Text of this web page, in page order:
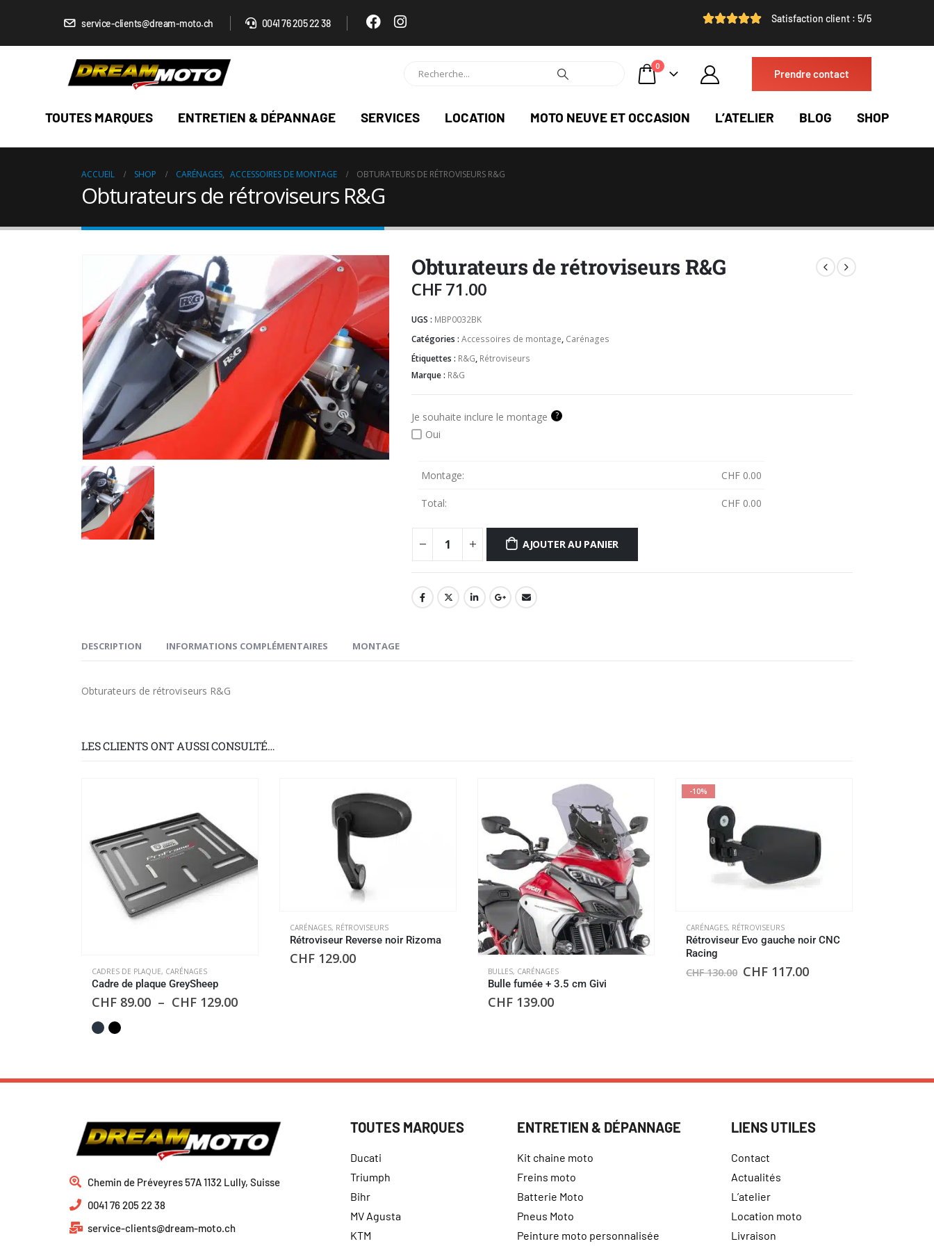
service-clients@dream-moto.ch 0041 76 205 22 38 Satisfaction client : 5/5
0
Prendre contact
TOUTES MARQUES ENTRETIEN & DÉPANNAGE SERVICES LOCATION MOTO NEUVE ET OCCASION L’ATELIER BLOG SHOP
ACCUEIL SHOP CARÉNAGES, ACCESSOIRES DE MONTAGE OBTURATEURS DE RÉTROVISEURS R&G
Obturateurs de rétroviseurs R&G
Obturateurs de rétroviseurs R&G
CHF71.00
UGS : MBP0032BK
Catégories : Accessoires de montage, Carénages
Étiquettes : R&G, Rétroviseurs
Marque : R&G
Je souhaite inclure le montage ?
Oui
Montage: CHF 0.00
Total: CHF 0.00
AJOUTER AU PANIER
DESCRIPTION INFORMATIONS COMPLÉMENTAIRES MONTAGE
Obturateurs de rétroviseurs R&G
LES CLIENTS ONT AUSSI CONSULTÉ…
CADRES DE PLAQUE, CARÉNAGES
Cadre de plaque GreySheep
CHF 89.00 – CHF 129.00
CARÉNAGES, RÉTROVISEURS
Rétroviseur Reverse noir Rizoma
CHF 129.00
BULLES, CARÉNAGES
Bulle fumée + 3.5 cm Givi
CHF 139.00
-10%
CARÉNAGES, RÉTROVISEURS
Rétroviseur Evo gauche noir CNC
Racing
CHF130.00 CHF 117.00
Chemin de Préveyres 57A 1132 Lully, Suisse
0041 76 205 22 38
service-clients@dream-moto.ch
TOUTES MARQUES
Ducati
Triumph
Bihr
MV Agusta
KTM
ENTRETIEN & DÉPANNAGE
Kit chaine moto
Freins moto
Batterie Moto
Pneus Moto
Peinture moto personnalisée
LIENS UTILES
Contact
Actualités
L’atelier
Location moto
Livraison